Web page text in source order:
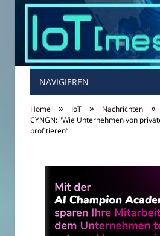
NAVIGIEREN
Home » IoT » Nachrichten »
CYNGN: "Wie Unternehmen von
profitieren“